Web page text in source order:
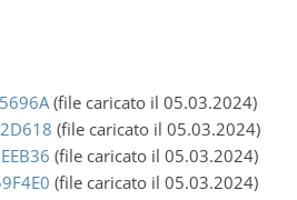
(file caricato il 05.03.2024)
(file caricato il 05.03.2024)
(file caricato il 05.03.2024)
(file caricato il 05.03.2024)